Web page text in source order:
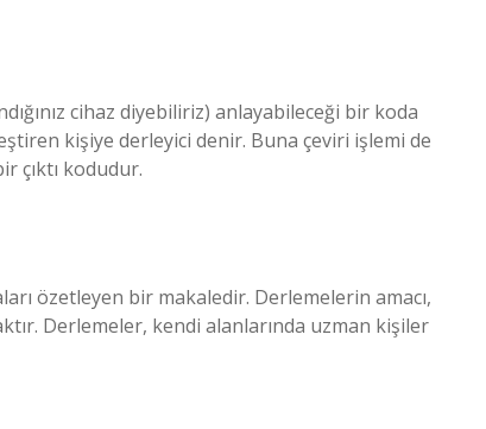
cihaz diyebiliriz) anlayabileceği bir koda
kişiye derleyici denir. Buna çeviri işlemi de
çıktı kodudur.
özetleyen bir makaledir. Derlemelerin amacı,
Derlemeler, kendi alanlarında uzman kişiler